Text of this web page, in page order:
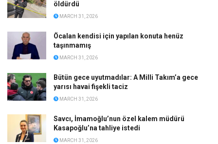
öldürdü
MARCH 31, 2026
Öcalan kendisi için yapılan konuta henüz
taşınmamış
MARCH 31, 2026
Bütün gece uyutmadılar: A Milli Takım’a gece
yarısı havai fişekli taciz
MARCH 31, 2026
Savcı, İmamoğlu’nun özel kalem müdürü
Kasapoğlu’na tahliye istedi
MARCH 31, 2026